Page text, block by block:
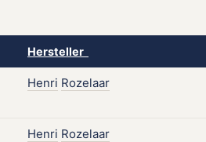
Hersteller
Henri Rozelaar
Henri Rozelaar